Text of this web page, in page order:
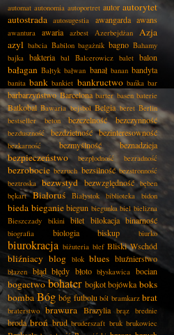
automat autonomia autoportret autor autorytet
autostrada autosugestia awangarda awans
awantura awaria azbest Azerbejdżan
Azja
azyl babcia Babilon bagażnik bagno Bahamy
bajka bakteria bal Balcerowicz balet balon
bałagan Bałtyk bałwan banał banan bandyta
banita bank bankiet bankructwo bańka bar
barbarzyństwo Barcelona barter basen baterie
Batkobal Bawaria bejsbol Belgia beret Berlin
bestseller
beton bezczelność bezczynność
bezduszność bezdzietność bezinteresowność
bezkarność bezmyślność beznadzieja
bezpieczeństwo bezpłodność bezradność
bezrobocie bezruch bezsilność bezstronność
beztroska bezwstyd bezwzględność bęben
bękart
Białoruś Białystok biblioteka bidon
bieda bieganie biegun biegunka biel bielizna
Bieszczady
bikini bilet bilokacja binarność
biografia biologia biskup biurko
biurokracja biżuteria blef Bliski Wschód
bliźniacy blog blok blues bluźnierstwo
błazen błąd błędy błoto błyskawica bocian
bogactwo bohater bojkot bojówka boks
bomba Bóg bóg futbolu ból bramkarz brat
braterstwo brawura Brazylia brąz brednie
broda broń brud bruderszaft bruk brukowiec